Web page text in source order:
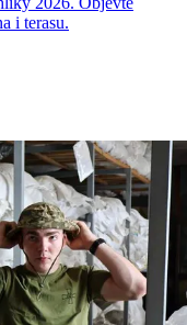
i terasu.